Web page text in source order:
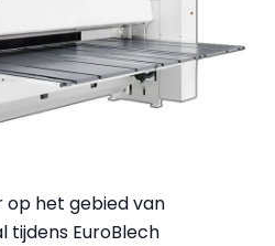
op het gebied van
tijdens EuroBlech